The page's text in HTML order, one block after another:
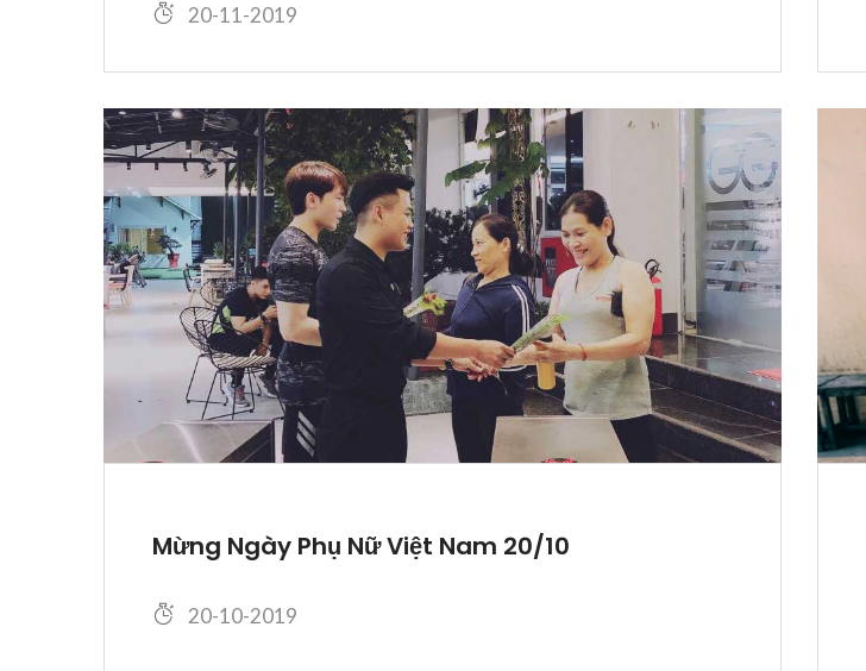
20-11-2019
Mừng Ngày Phụ Nữ Việt Nam 20/10
20-10-2019